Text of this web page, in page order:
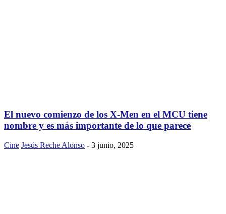
El nuevo comienzo de los X-Men en el MCU tiene
nombre y es más importante de lo que parece
Cine Jesús Reche Alonso - 3 junio, 2025